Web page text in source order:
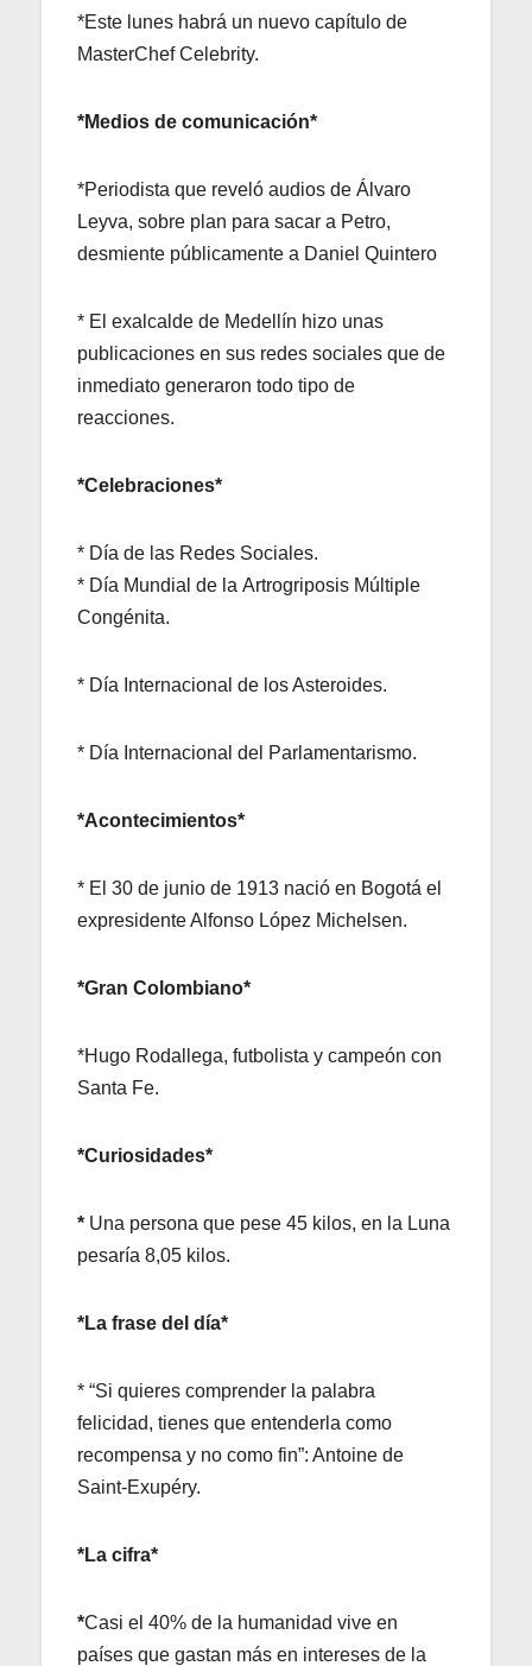
*Este lunes habrá un nuevo capítulo de
MasterChef Celebrity.
*Medios de comunicación*
*Periodista que reveló audios de Álvaro
Leyva, sobre plan para sacar a Petro,
desmiente públicamente a Daniel Quintero
* El exalcalde de Medellín hizo unas
publicaciones en sus redes sociales que de
inmediato generaron todo tipo de
reacciones.
*Celebraciones*
* Día de las Redes Sociales.
* Día Mundial de la Artrogriposis Múltiple
Congénita.
* Día Internacional de los Asteroides.
* Día Internacional del Parlamentarismo.
*Acontecimientos*
* El 30 de junio de 1913 nació en Bogotá el
expresidente Alfonso López Michelsen.
*Gran Colombiano*
*Hugo Rodallega, futbolista y campeón con
Santa Fe.
*Curiosidades*
* Una persona que pese 45 kilos, en la Luna
pesaría 8,05 kilos.
*La frase del día*
* “Si quieres comprender la palabra
felicidad, tienes que entenderla como
recompensa y no como fin”: Antoine de
Saint-Exupéry.
*La cifra*
*Casi el 40% de la humanidad vive en
países que gastan más en intereses de la